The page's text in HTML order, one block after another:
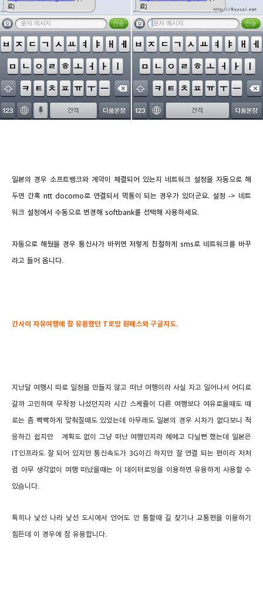
일본의 경우 소프트뱅크와 계약이 체결되어 있는지 네트워크 설정을 자동으로 해
두면 간혹 ntt docomo로 연결되서 먹통이 되는 경우가 있더군요. 설정 -> 네트
워크 설정에서 수동으로 변경해 softbank를 선택해 사용하세요.
자동으로 해뒀을 경우 통신사가 바뀌면 저렇게 친절하게 sms로 네트워크를 바꾸
라고 들어 옵니다.
간사이 자유여행에 참 유용했던 T로밍 원패스와 구글지도.
지난달 여행시 따로 일정을 만들지 않고 떠난 여행이라 사실 자고 일어나서 어디로
갈까 고민하며 무작정 나섰던지라 시간 스케쥴이 다른 여행보다 여유로울때도 때
로는 좀 빡빡하게 맞춰질때도 있었는데 아무래도 일본의 경우 시차가 없다보니 적
응하긴 쉽지만 계획도 없이 그냥 떠난 여행인지라 헤메고 다닐뻔 했는데 일본은
IT인프라도 잘 되어 있지만 통신속도가 3G이긴 하지만 잘 연결 되는 편이라 저처
럼 아무 생각없이 여행 떠났을때는 이 데이터로밍을 이용하면 유용하게 사용할 수
있습니다.
특히나 낯선 나라 낯선 도시에서 언어도 안 통할때 길 찾기나 교통편을 이용하기
힘든데 이 경우에 참 유용합니다.